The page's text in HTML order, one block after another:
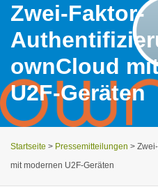
Zwei-Faktor-
ownCloud
U2F-Geräten
Startseite > Pressemitteilungen >
mit modernen U2F-Geräten